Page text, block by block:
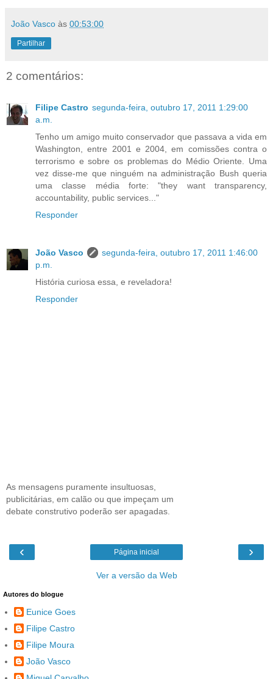
João Vasco às 00:53:00
Partilhar
2 comentários:
Filipe Castro segunda-feira, outubro 17, 2011 1:29:00
a.m.
Tenho um amigo muito conservador que passava a vida em
Washington, entre 2001 e 2004, em comissões contra o
terrorismo e sobre os problemas do Médio Oriente. Uma
vez disse-me que ninguém na administração Bush queria
uma classe média forte: "they want transparency,
accountability, public services..."
Responder
João Vasco
segunda-feira, outubro 17, 2011 1:46:00
p.m.
História curiosa essa, e reveladora!
Responder
As mensagens puramente insultuosas,
publicitárias, em calão ou que impeçam um
debate construtivo poderão ser apagadas.
‹ ›
Página inicial
Ver a versão da Web
Autores do blogue
Eunice Goes
Filipe Castro
Filipe Moura
João Vasco